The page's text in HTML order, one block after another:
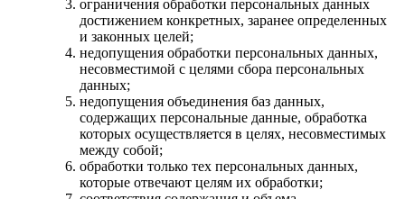
ограничения обработки персональных данных
достижением конкретных, заранее определенных
и законных целей;
недопущения обработки персональных данных,
несовместимой с целями сбора персональных
данных;
недопущения объединения баз данных,
содержащих персональные данные, обработка
которых осуществляется в целях, несовместимых
между собой;
обработки только тех персональных данных,
которые отвечают целям их обработки;